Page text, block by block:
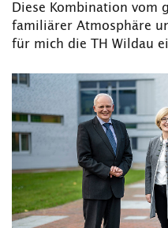
Diese Kombination vom
familiärer Atmosphäre
für mich die TH Wildau